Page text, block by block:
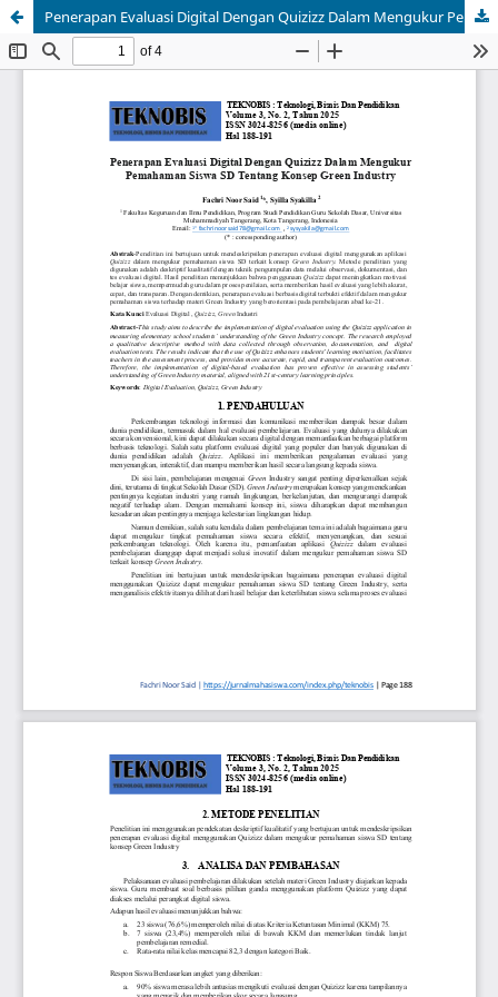
Penerapan Evaluasi Digital Dengan Quizizz Dalam Mengukur Pemahaman Siswa SD Tentang Konsep Green Industry